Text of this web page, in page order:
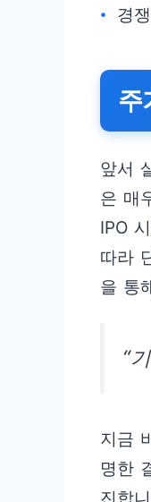
경
주
앞서
은 매
IPO
따라
을 통
“
지금
명한